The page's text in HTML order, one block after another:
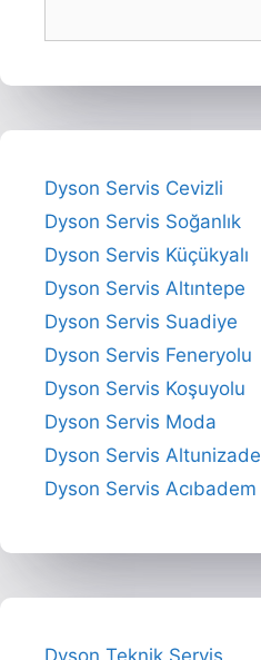
Dyson Servis Cevizli
Dyson Servis Soğanlık
Dyson Servis Küçükyalı
Dyson Servis Altıntepe
Dyson Servis Suadiye
Dyson Servis Feneryolu
Dyson Servis Koşuyolu
Dyson Servis Moda
Dyson Servis Altunizade
Dyson Servis Acıbadem
Dyson Teknik Servis